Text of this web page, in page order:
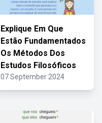
Explique Em Que
Estão Fundamentados
Os Métodos Dos
Estudos Filosóficos
07 September 2024